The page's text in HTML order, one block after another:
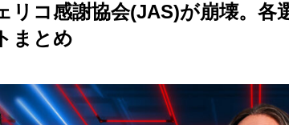
リコ感謝協会(JAS)が崩壊。
まとめ